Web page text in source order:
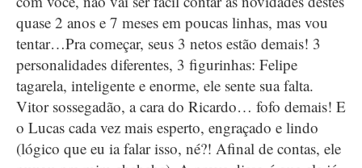
quase 2 anos e 7 meses em poucas linhas, mas vou
tentar…Pra começar, seus 3 netos estão demais! 3
personalidades diferentes, 3 figurinhas: Felipe
tagarela, inteligente e enorme, ele sente sua falta.
Vitor sossegadão, a cara do Ricardo… fofo demais! E
o Lucas cada vez mais esperto, engraçado e lindo
(lógico que eu ia falar isso, né?! Afinal de contas, ele